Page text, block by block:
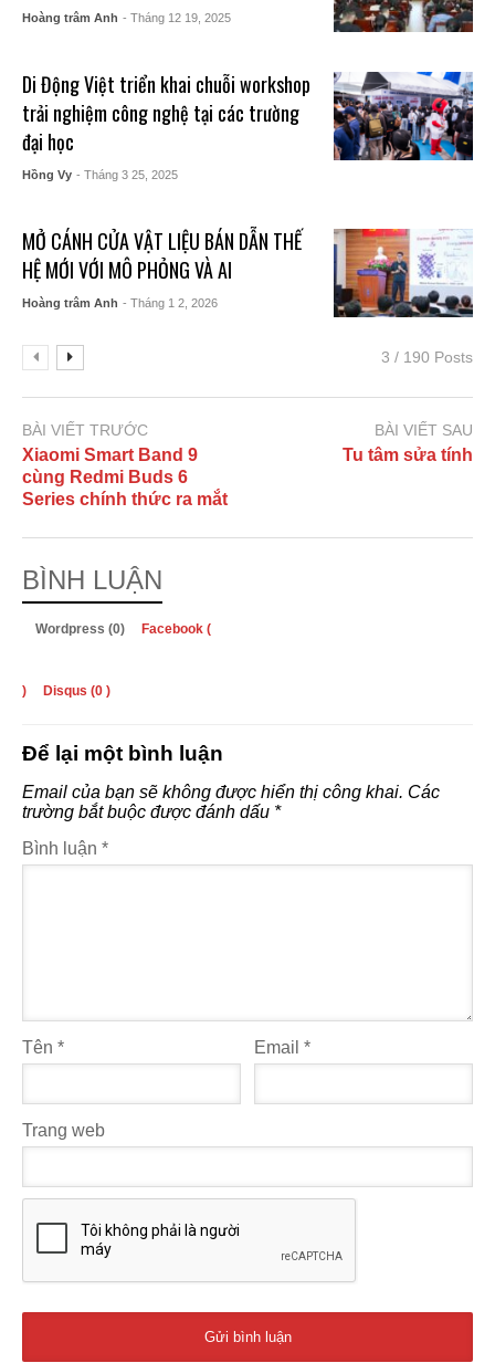
Hoàng trâm Anh - Tháng 12 19, 2025
Di Động Việt triển khai chuỗi workshop
trải nghiệm công nghệ tại các trường
đại học
Hồng Vy - Tháng 3 25, 2025
MỞ CÁNH CỬA VẬT LIỆU BÁN DẪN THẾ
HỆ MỚI VỚI MÔ PHỎNG VÀ AI
Hoàng trâm Anh - Tháng 1 2, 2026
3 / 190 Posts
BÀI VIẾT TRƯỚC
Xiaomi Smart Band 9
cùng Redmi Buds 6
Series chính thức ra mắt
BÀI VIẾT SAU
Tu tâm sửa tính
BÌNH LUẬN
Wordpress (0) Facebook (
) Disqus (0 )
Để lại một bình luận
Email của bạn sẽ không được hiển thị công khai. Các
trường bắt buộc được đánh dấu *
Bình luận *
Tên * Email*
Trang web